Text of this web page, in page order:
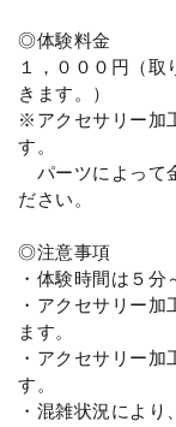
◎体験料金
１，０００円（
きます。）
※アクセサリー加
す。
パーツによって
ださい。
◎注意事項
・体験時間は５分
・アクセサリー加
ます。
・アクセサリー
す。
・混雑状況によ